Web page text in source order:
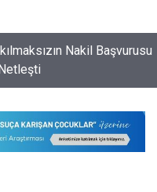
Nakil Başvurusu